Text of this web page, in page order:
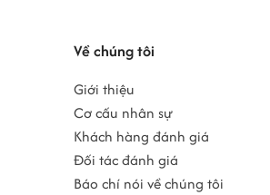
Về chúng tôi
Giới thiệu
Cơ cấu nhân sự
Khách hàng đánh giá
Đối tác đánh giá
Báo chí nói về chúng tôi